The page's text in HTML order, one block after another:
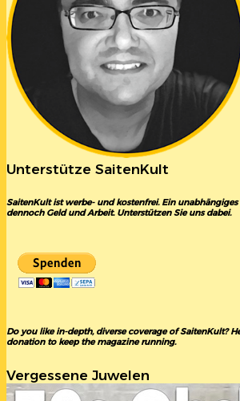
Unterstütze SaitenKult
SaitenKult ist werbe- und kostenfrei. Ein
dennoch Geld und Arbeit. Unterstützen Sie uns dabei.
Do you like in-depth, diverse coverage of SaitenKult?
donation to keep the magazine running.
Vergessene Juwelen